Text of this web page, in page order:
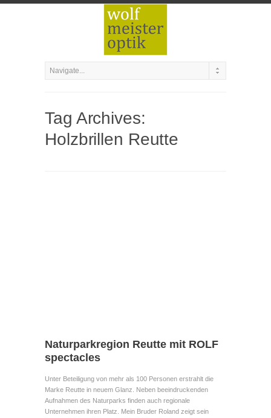
Tag Archives:
Holzbrillen Reutte
Naturparkregion Reutte mit ROLF
spectacles
Unter Beteiligung von mehr als 100 Personen erstrahlt die
Marke Reutte in neuem Glanz. Neben beeindruckenden
Aufnahmen des Naturparks finden auch regionale
Unternehmen ihren Platz. Mein Bruder Roland zeigt sein